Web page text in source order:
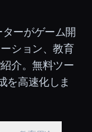
ーがゲーム開
ション、教育
介。無料ツー
を高速化しま